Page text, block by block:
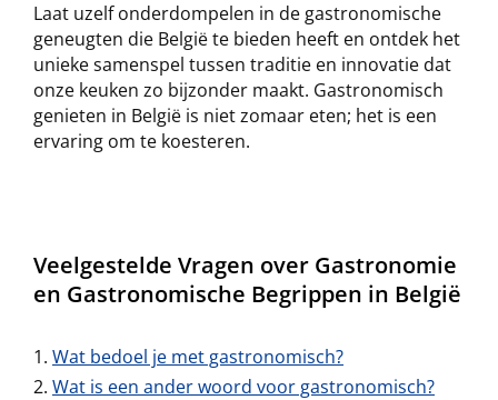
Laat uzelf onderdompelen in de gastronomische
geneugten die België te bieden heeft en ontdek het
unieke samenspel tussen traditie en innovatie dat
onze keuken zo bijzonder maakt. Gastronomisch
genieten in België is niet zomaar eten; het is een
ervaring om te koesteren.
Veelgestelde Vragen over Gastronomie
en Gastronomische Begrippen in België
Wat bedoel je met gastronomisch?
Wat is een ander woord voor gastronomisch?